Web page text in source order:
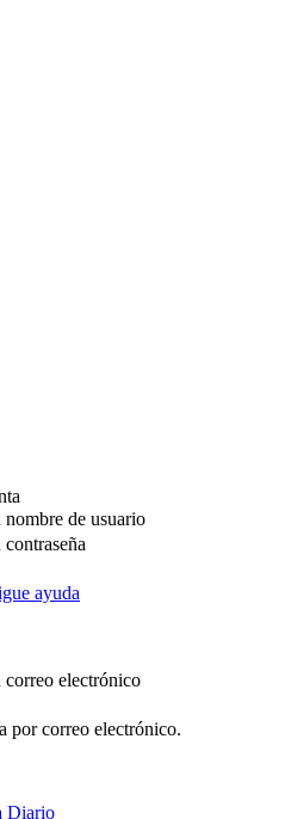
nombre de usuario
contraseña
ayuda
correo electrónico
por correo electrónico.